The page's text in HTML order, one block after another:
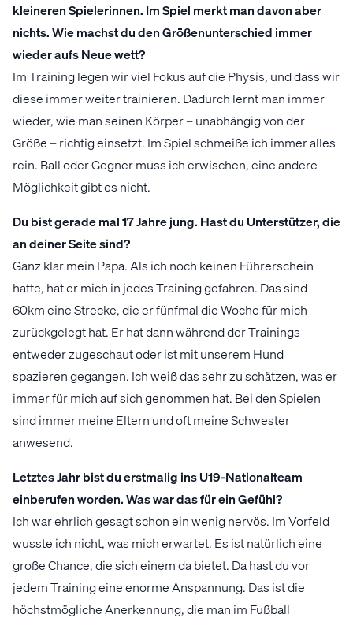
kleineren Spielerinnen. Im Spiel merkt man davon aber
nichts. Wie machst du den Größenunterschied immer
wieder aufs Neue wett?
Im Training legen wir viel Fokus auf die Physis, und dass wir
diese immer weiter trainieren. Dadurch lernt man immer
wieder, wie man seinen Körper – unabhängig von der
Größe – richtig einsetzt. Im Spiel schmeiße ich immer alles
rein. Ball oder Gegner muss ich erwischen, eine andere
Möglichkeit gibt es nicht.
Du bist gerade mal 17 Jahre jung. Hast du Unterstützer, die
an deiner Seite sind?
Ganz klar mein Papa. Als ich noch keinen Führerschein
hatte, hat er mich in jedes Training gefahren. Das sind
60km eine Strecke, die er fünfmal die Woche für mich
zurückgelegt hat. Er hat dann während der Trainings
entweder zugeschaut oder ist mit unserem Hund
spazieren gegangen. Ich weiß das sehr zu schätzen, was er
immer für mich auf sich genommen hat. Bei den Spielen
sind immer meine Eltern und oft meine Schwester
anwesend.
Letztes Jahr bist du erstmalig ins U19-Nationalteam
einberufen worden. Was war das für ein Gefühl?
Ich war ehrlich gesagt schon ein wenig nervös. Im Vorfeld
wusste ich nicht, was mich erwartet. Es ist natürlich eine
große Chance, die sich einem da bietet. Da hast du vor
jedem Training eine enorme Anspannung. Das ist die
höchstmögliche Anerkennung, die man im Fußball